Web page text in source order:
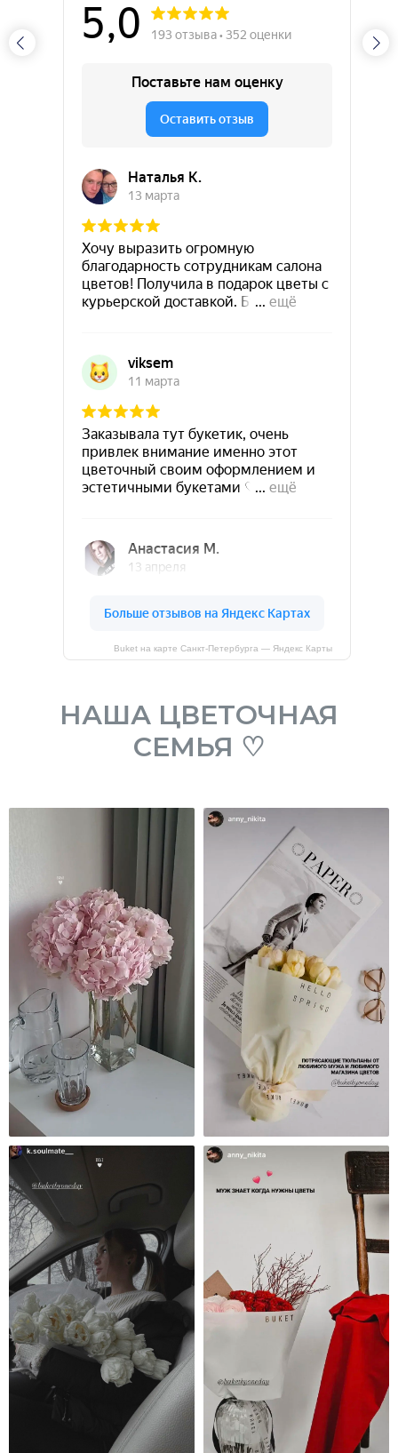
Buket на карте Санкт‑Петербурга — Яндекс Карты
НАША ЦВЕТОЧНАЯ
СЕМЬЯ ♡